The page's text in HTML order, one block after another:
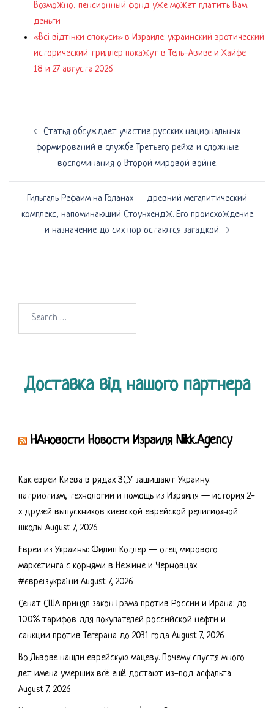
Возможно, пенсионный фонд уже может платить Вам
деньги
«Всі відтінки спокуси» в Израиле: украинский эротический
исторический триллер покажут в Тель-Авиве и Хайфе —
18 и 27 августа 2026
записям
Статья обсуждает участие русских национальных
формирований в службе Третьего рейха и сложные
воспоминания о Второй мировой войне.
Гильгаль Рефаим на Голанах — древний мегалитический
комплекс, напоминающий Стоунхендж. Его происхождение
и назначение до сих пор остаются загадкой.
Доставка від нашого партнера
НАновости Новости Израиля Nikk.Agency
Как евреи Киева в рядах ЗСУ защищают Украину:
патриотизм, технологии и помощь из Израиля — история 2-
х друзей выпускников киевской еврейской религиозной
школы August 7, 2026
Евреи из Украины: Филип Котлер — отец мирового
маркетинга с корнями в Нежине и Черновцах
#євреїзукраїни August 7, 2026
Сенат США принял закон Грэма против России и Ирана: до
100% тарифов для покупателей российской нефти и
санкции против Тегерана до 2031 года August 7, 2026
Во Львове нашли еврейскую мацеву. Почему спустя много
лет имена умерших всё ещё достают из-под асфальта
August 7, 2026